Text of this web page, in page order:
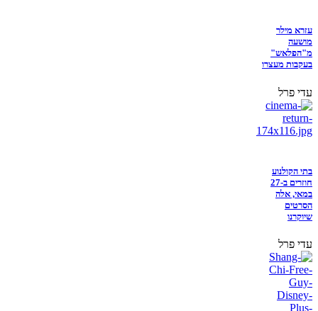
עזרא מילר
מושעה
מ"הפלאש"
בעקבות מעצרו
עדי פרל
בתי הקולנוע
חוזרים ב-27
במאי, אלה
הסרטים
שיוקרנו
עדי פרל